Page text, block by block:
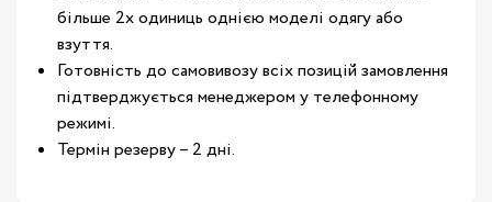
більше 2х одиниць однією моделі одягу або
взуття.
Готовність до самовивозу всіх позицій замовлення
підтверджується менеджером у телефонному
режимі.
Термін резерву – 2 дні.